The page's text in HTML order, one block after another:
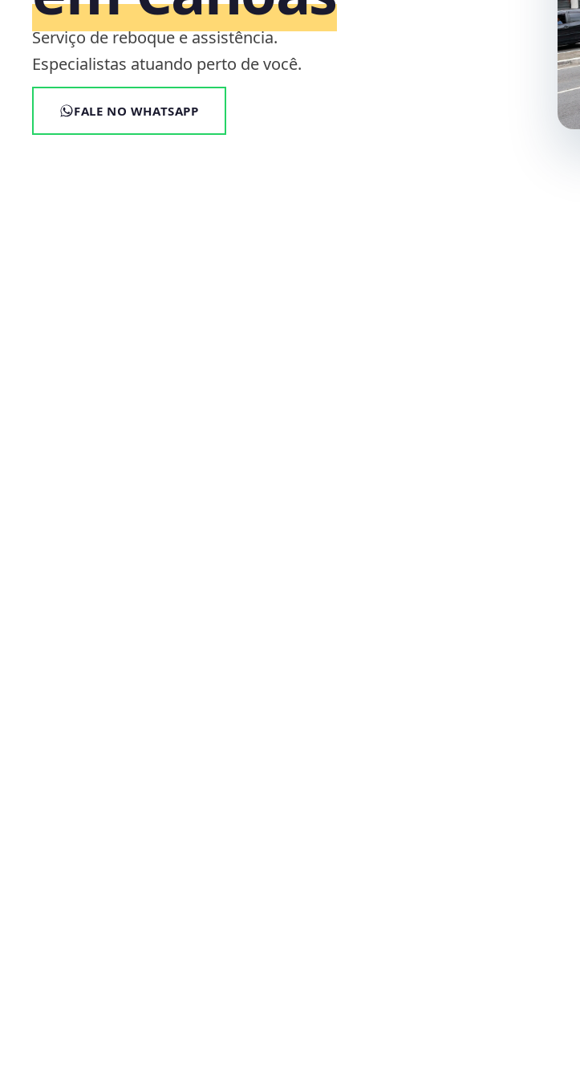
Serviço de reboque e assistência.
Especialistas atuando perto de você.
FALE NO WHATSAPP